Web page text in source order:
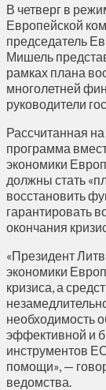
В четверг в
Европейской
председатель
Мишель
рамках плана
многолетней
руководители
Рассчитанная
программа
экономики
должны стать
восстановить
гарантировать
окончания
«Президент
экономики
кризиса, а
необходимость
эффективной и
инструментов
помощи», —
ведомства.